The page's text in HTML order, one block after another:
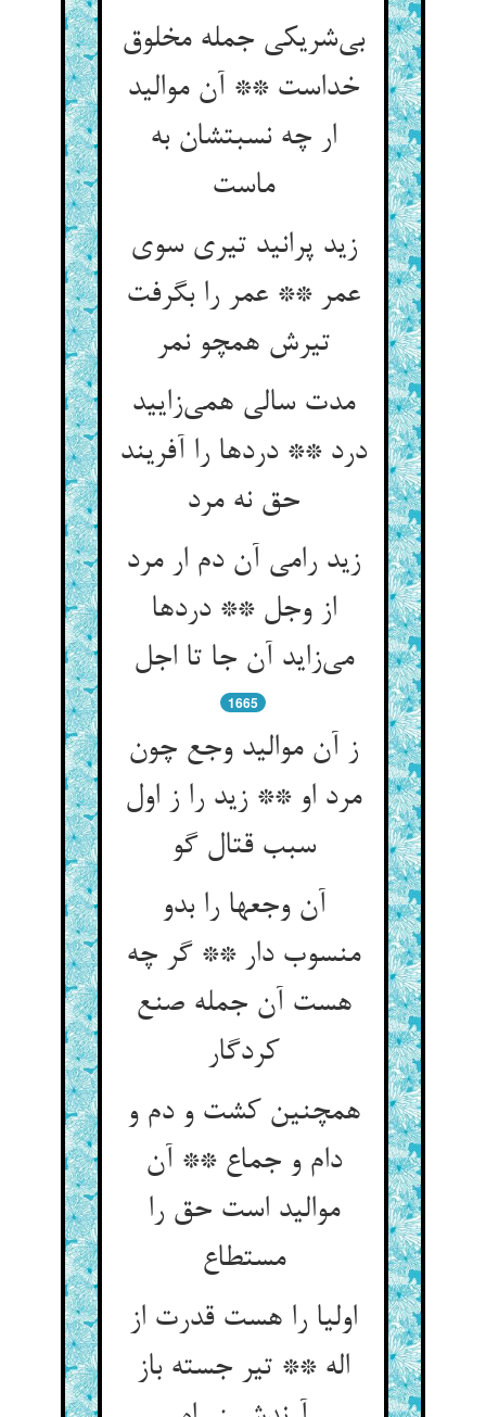
بی‌‌شریکی جمله مخلوق
خداست ** آن موالید
ار چه نسبتشان به
زید پرانید تیری سوی
عمر ** عمر را بگرفت
تیرش همچو نمر
مدت سالی همی‌‌زایید
درد ** دردها را آفریند
حق نه مرد
زید رامی آن دم ار مرد
از وجل ** دردها
می‌‌زاید آن جا تا اجل‌‌
1665
ز آن موالید وجع چون
مرد او ** زید را ز اول
سبب قتال گو
آن وجعها را بدو
منسوب دار ** گر چه
هست آن جمله صنع
کردگار
همچنین کشت و دم و
دام و جماع ** آن
موالید است حق را
مستطاع‌‌
اولیا را هست قدرت از
اله ** تیر جسته باز